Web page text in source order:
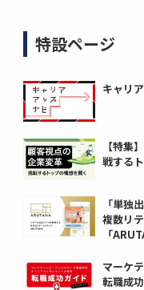
特設ページ
キャリ
【特集
戦する
「単独
複数リ
「
マーケ
転職成